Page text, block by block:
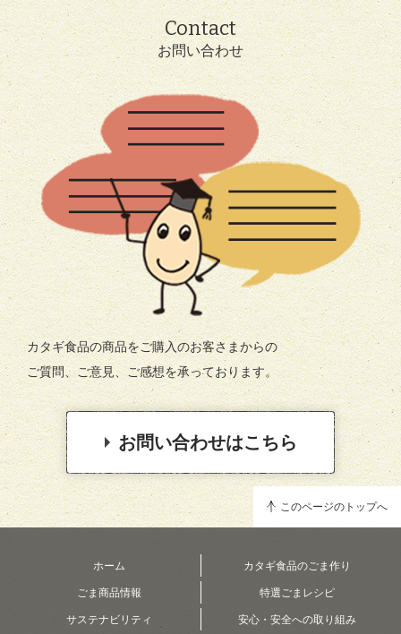
Contact
お問い合わせ
カタギ食品の商品をご購入のお客さまからの
ご質問、ご意見、ご感想を承っております。
お問い合わせはこちら
このページのトップへ
ホーム カタギ食品のごま作り
ごま商品情報 特選ごまレシピ
サステナビリティ 安心・安全への取り組み